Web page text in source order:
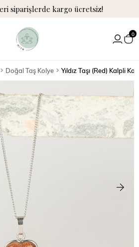
siparişlerde kargo ücretsiz!
0
Doğal Taş Kolye Yıldız Taşı (Red) Kalpli